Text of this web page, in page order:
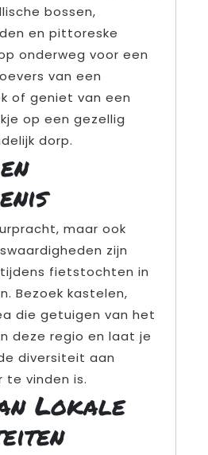
bossen,
en pittoreske
onderweg voor een
van een
of geniet van een
op een gezellig
dorp.
maar ook
zijn
fietstochten in
Bezoek kastelen,
die getuigen van het
deze regio en laat je
diversiteit aan
vinden is.
Lokale